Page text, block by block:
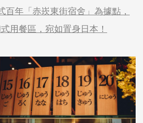
百年「赤崁東街宿舍」為據點，
用餐區，宛如置身日本！